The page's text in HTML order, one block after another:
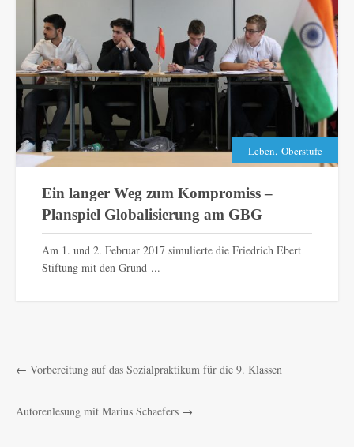
Leben, Oberstufe
Ein langer Weg zum Kompromiss –
Planspiel Globalisierung am GBG
Am 1. und 2. Februar 2017 simulierte die Friedrich Ebert
Stiftung mit den Grund-...
← Vorbereitung auf das Sozialpraktikum für die 9. Klassen
Autorenlesung mit Marius Schaefers →